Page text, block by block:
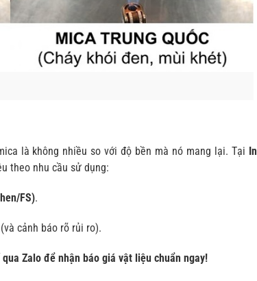
là không nhiều so với độ bền mà nó mang lại. Tại In
theo nhu cầu sử dụng:
FS).
cảnh báo rõ rủi ro).
Zalo để nhận báo giá vật liệu chuẩn ngay!